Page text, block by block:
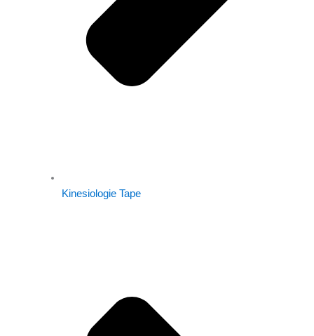
Kinesiologie Tape